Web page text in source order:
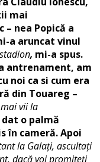
mai
nea Popică a
a aruncat vinul
, mi-a spus.
antrenament, am
noi ca si cum era
din Touareg –
vii la
o palmă
în cameră. Apoi
la Galați, ascultați
dacă voi promiteți